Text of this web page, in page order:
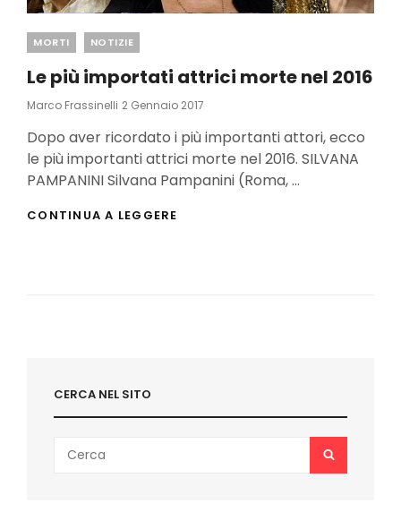
Categories
MORTI NOTIZIE
Le più importati attrici morte nel 2016
Marco Frassinelli Posted
2 Gennaio 2017
Dopo aver ricordato i più importanti attori, ecco
le più importanti attrici morte nel 2016. SILVANA
PAMPANINI Silvana Pampanini (Roma, …
CONTINUA A LEGGERE
CERCA NEL SITO
for:
SEARCH